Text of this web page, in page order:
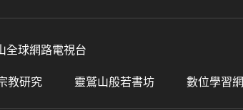
全球網路電視台
教研究 靈鷲山般若書坊 數位學習網